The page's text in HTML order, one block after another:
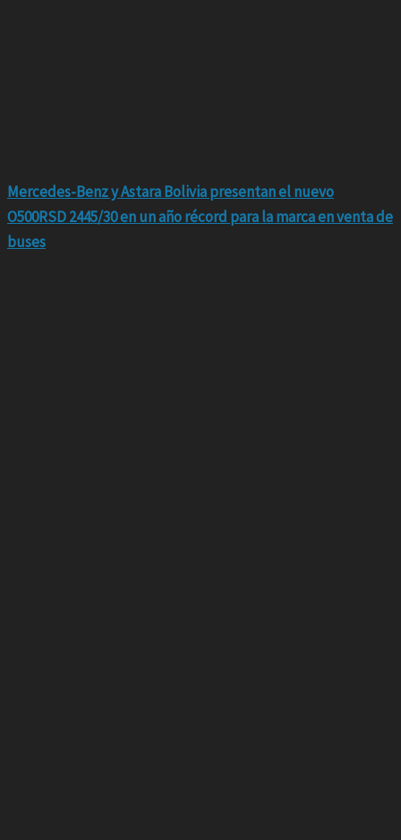
Mercedes-Benz y Astara Bolivia presentan el nuevo
O500RSD 2445/30 en un año récord para la marca en venta de
buses